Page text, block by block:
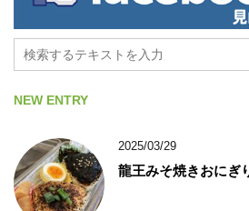
NEW ENTRY
2025/03/29
龍王みそ焼きおにぎ